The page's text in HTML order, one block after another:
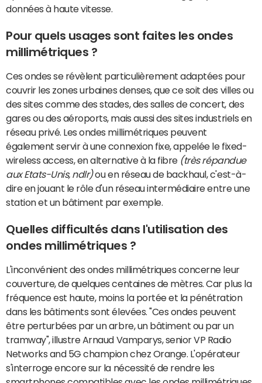
données à haute vitesse.
Pour quels usages sont faites les ondes
millimétriques ?
Ces ondes se révèlent particulièrement adaptées pour
couvrir les zones urbaines denses, que ce soit des villes ou
des sites comme des stades, des salles de concert, des
gares ou des aéroports, mais aussi des sites industriels en
réseau privé. Les ondes millimétriques peuvent
également servir à une connexion fixe, appelée le fixed-
wireless access, en alternative à la fibre (très répandue
aux Etats-Unis, ndlr)ou en réseau de backhaul, c'est-à-
dire en jouant le rôle d'un réseau intermédiaire entre une
station et un bâtiment par exemple.
Quelles difficultés dans l'utilisation des
ondes millimétriques ?
L'inconvénient des ondes millimétriques concerne leur
couverture, de quelques centaines de mètres. Car plus la
fréquence est haute, moins la portée et la pénétration
dans les bâtiments sont élevées. "Ces ondes peuvent
être perturbées par un arbre, un bâtiment ou par un
tramway", illustre Arnaud Vamparys, senior VP Radio
Networks and 5G champion chez Orange. L'opérateur
s'interroge encore sur la nécessité de rendre les